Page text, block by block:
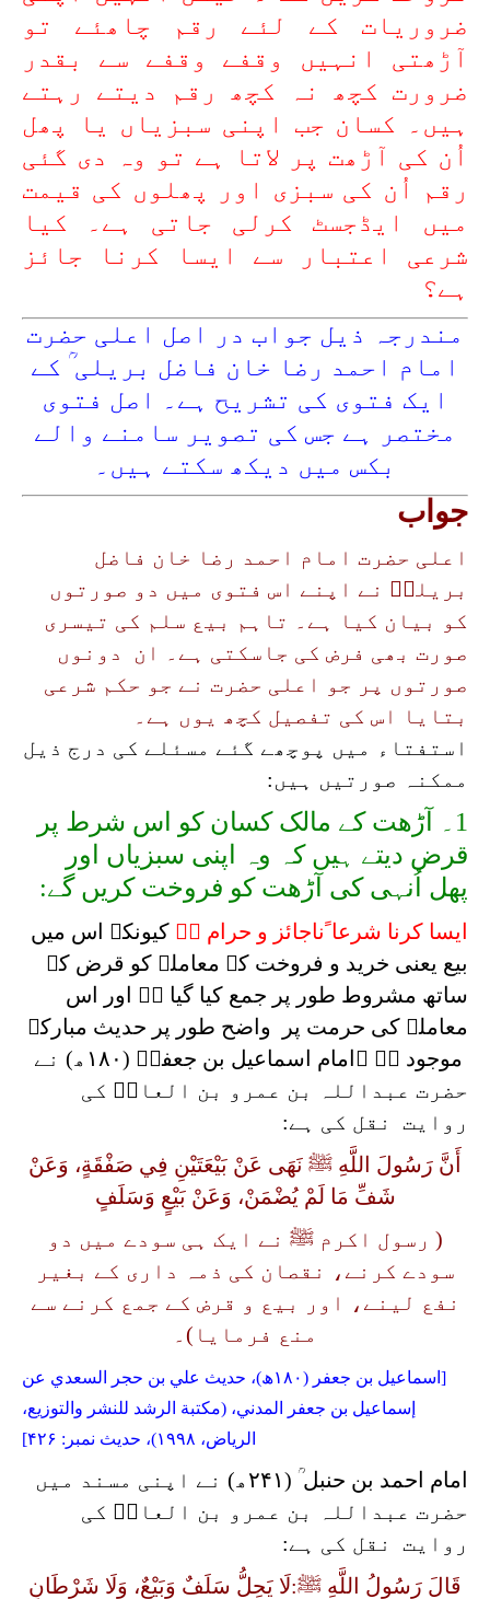
ضروریات کے لئے رقم چاھئے تو
آڑھتی انہیں وقفے وقفے سے بقدر
ضرورت کچھ نہ کچھ رقم دیتے رہتے
ہیں۔ کسان جب اپنی سبزیاں یا پھل
اُن کی آڑھت پر لاتا ہے تو وہ دی گئی
رقم اُن کی سبزی اور پھلوں کی قیمت
میں ایڈجسٹ کرلی جاتی ہے۔ کیا
شرعی اعتبار سے ایسا کرنا جائز
ہے؟
مندرجہ ذیل جواب در اصل اعلی حضرت
امام احمد رضا خان فاضل بریلی ؒ کے
ایک فتوی کی تشریح ہے۔ اصل فتوی
مختصر ہے جس کی تصویر سامنے والے
بکس میں دیکھ سکتے ہیں۔
جواب
اعلی حضرت امام احمد رضا خان فاضل
بریلیؒ نے اپنے اس فتوی میں دو صورتوں
کو بیان کیا ہے۔ تاہم بیع سلم کی تیسری
صورت بھی فرض کی جاسکتی ہے۔ ان دونوں
صورتوں پر جو اعلی حضرت نے جو حکم شرعی
بتایا اس کی تفصیل کچھ یوں ہے۔
استفتاء میں پوچھے گئے مسئلے کی درج ذیل
ممکنہ صورتیں ہیں:
1۔ آڑھت کے مالک کسان کو اس شرط پر
قرض دیتے ہیں کہ وہ اپنی سبزیاں اور
پھل اُنہی کی آڑھت کو فروخت کریں گے:
ایسا کرنا شرعا ًناجائز و حرام ہے کیونکہ اس میں
بیع یعنی خرید و فروخت کے معاملے کو قرض کے
ساتھ مشروط طور پر جمع کیا گیا ہے اور اس
معاملے کی حرمت پر واضح طور پر حدیث مبارکہ
موجود ہے ۔امام اسماعيل بن جعفرؒ (۱۸۰ھ) نے
حضرت عبداللہ بن عمرو بن العاصؓ کی
روایت نقل کی ہے:
أَنَّ رَسُولَ اللَّهِ ﷺ نَهَى عَنْ بَيْعَتَيْنِ فِي صَفْقَةٍ، وَعَنْ
شَفِّ مَا لَمْ يُضْمَنْ، وَعَنْ بَيْعٍ وَسَلَفٍ
( رسول اکرم ﷺ نے ایک ہی سودے میں دو
سودے کرنے، نقصان کی ذمہ داری کے بغیر
نفع لینے، اور بیع و قرض کے جمع کرنے سے
منع فرمایا)۔
[اسماعيل بن جعفر (۱۸۰ھ)، حديث علي بن حجر السعدي عن
إسماعيل بن جعفر المدني، (مكتبة الرشد للنشر والتوزيع،
الرياض، ۱۹۹۸)، حدیث نمبر: ۴۲۶]
امام احمد بن حنبل ؒ (۲۴۱ھ) نے اپنی مسند میں
حضرت عبداللہ بن عمرو بن العاصؓ کی
روایت نقل کی ہے:
قَالَ رَسُولُ اللَّهِ ﷺ:لَا يَحِلُّ سَلَفٌ وَبَيْعٌ، وَلَا شَرْطَانِ